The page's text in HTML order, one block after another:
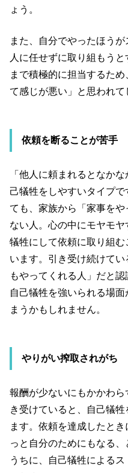
ょう。
また、自分でやったほう
人に任せずに取り組もう
まで積極的に担当するた
て感じが悪い」と思われて
依頼を断ることが苦手
「他人に頼まれるとなか
己犠牲をしやすいタイプ
ても、家族から「家事を
ない人。心の中にモヤモ
犠牲にして依頼に取り組
います。引き受け続けて
もやってくれる人」だと
自己犠牲を強いられる場
まうかもしれません。
やりがい搾取されがち
報酬が少ないにもかかわら
き受けていると、自己犠
ます。依頼を達成したと
っと自分のためにもなる
うちに、自己犠牲による